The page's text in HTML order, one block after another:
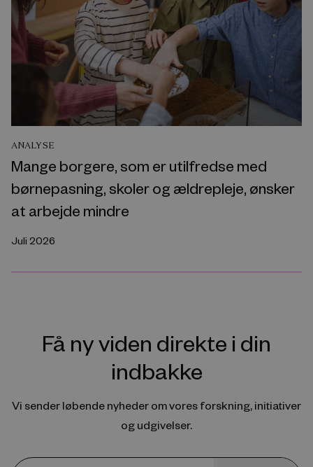
ANALYSE
Mange borgere, som er utilfredse med
børnepasning, skoler og ældrepleje, ønsker
at arbejde mindre
Juli 2026
Få ny viden direkte i din
indbakke
Vi sender løbende nyheder om vores forskning, initiativer
og udgivelser.